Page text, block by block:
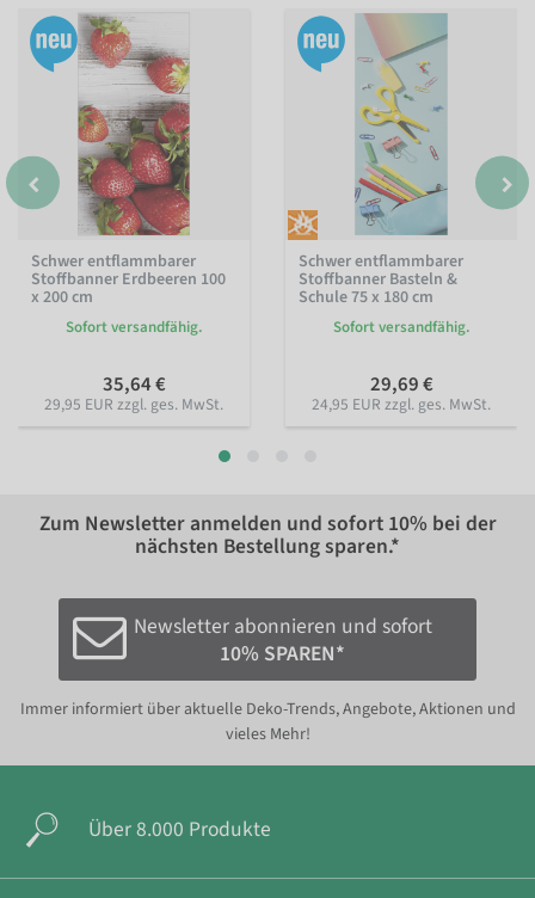
Schwer entflammbarer
Stoffbanner Erdbeeren 100
x 200 cm
Sofort versandfähig.
35,64 €
29,95 EUR zzgl. ges. MwSt.
Schwer entflammbarer
Stoffbanner Basteln &
Schule 75 x 180 cm
Sofort versandfähig.
29,69 €
24,95 EUR zzgl. ges. MwSt.
Zum Newsletter anmelden und sofort 10% bei der
nächsten Bestellung sparen.*
Newsletter abonnieren und sofort
10% SPAREN*
Immer informiert über aktuelle Deko-Trends, Angebote, Aktionen und
vieles Mehr!
Über 8.000 Produkte